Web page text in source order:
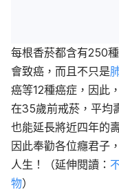
每根香菸都含有250
會致癌，而且不只是
癌等12種癌症，因此，
在35歲前戒菸，平均
也能延長將近四年的
因此奉勸各位癮君子
人生！（延伸閱讀：
物）